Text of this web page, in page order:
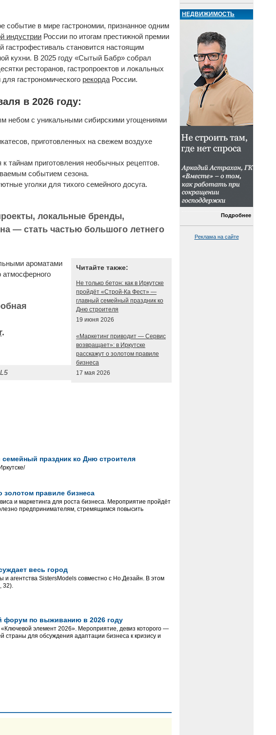
в мире гастрономии, признанное одним
индустрии России по итогам престижной премии
гастрофестиваль становится настоящим
кухни. В 2025 году «Сытый Бабр» собрал
ресторанов, гастропроектов и локальных
гастрономического рекорда России.
в 2026 году:
небом с уникальными сибирскими угощениями
приготовленных на свежем воздухе
тайнам приготовления необычных рецептов.
событием сезона.
уголки для тихого семейного досуга.
локальные бренды,
— стать частью большого летнего
Читайте также:
Не только бетон: как в Иркутске
пройдёт «Строй-Ка Фест» —
главный семейный праздник ко
Дню строителя
19 июня 2026
«Маркетинг приводит — Сервис
возвращает»: в Иркутске
расскажут о золотом правиле
бизнеса
17 мая 2026
ароматами
атмосферного
.
праздник ко Дню строителя
золотом правиле бизнеса
и маркетинга для роста бизнеса. Мероприятие пройдёт
предпринимателям, стремящимся повысить
весь город
агентства SistersModels совместно с Но.Дезайн. В этом
32).
форум по выживанию в 2026 году
элемент 2026». Мероприятие, девиз которого —
для обсуждения адаптации бизнеса к кризису и
НЕДВИЖИМОСТЬ
Подробнее
Реклама на сайте